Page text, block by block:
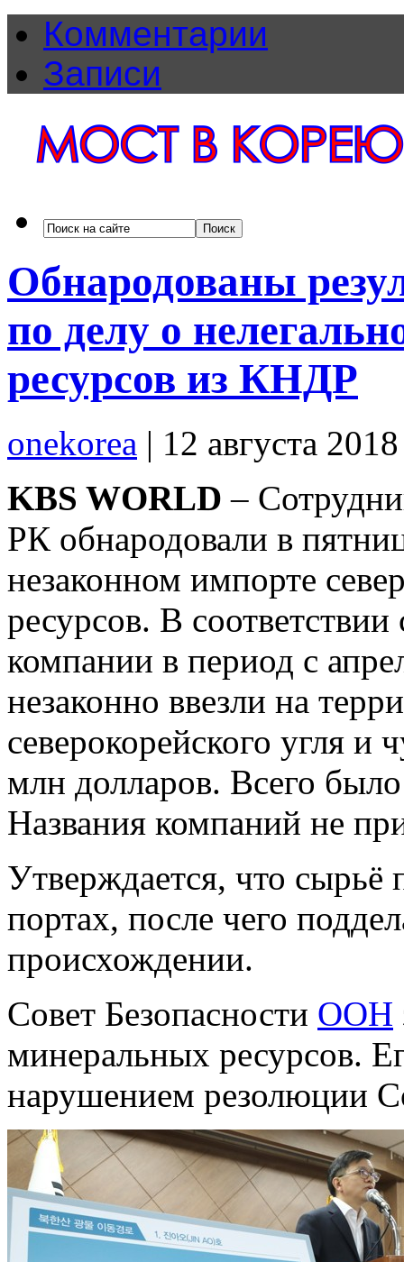
Комментарии
Записи
Обнародованы
по делу о
ресурсов из КНДР
onekorea | 12 августа
KBS WORLD –
РК обнародовали в
незаконном импорте
ресурсов. В
компании в период с
незаконно ввезли на
северокорейского угля
млн долларов. Всего
Названия компаний не
Утверждается, что сырьё
портах, после чего
происхождении.
Совет Безопасности ООН
минеральных ресурсов.
нарушением резолюции